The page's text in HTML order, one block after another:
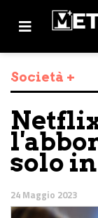
Società +
solo
24 Maggio 2023